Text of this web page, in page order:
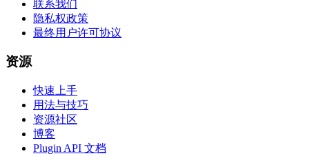
联系我们
隐私权政策
最终用户许可协议
资源
快速上手
用法与技巧
资源社区
博客
Plugin API 文档